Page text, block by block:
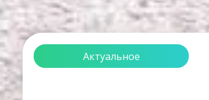
Актуальное